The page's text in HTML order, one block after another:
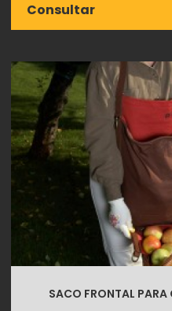
Consultar
SACO FRONTAL PARA